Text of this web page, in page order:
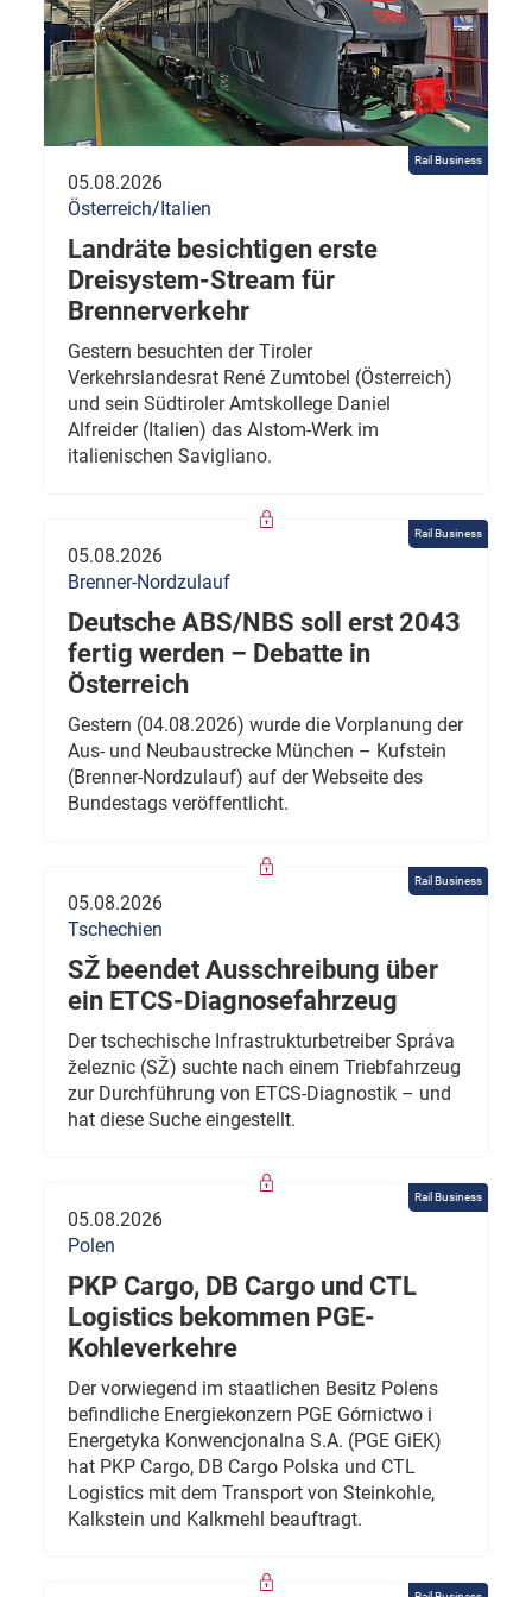
Rail Business
05.08.2026
Österreich/Italien
Landräte besichtigen erste
Dreisystem-Stream für
Brennerverkehr
Gestern besuchten der Tiroler
Verkehrslandesrat René Zumtobel (Österreich)
und sein Südtiroler Amtskollege Daniel
Alfreider (Italien) das Alstom-Werk im
italienischen Savigliano.
Rail Business
05.08.2026
Brenner-Nordzulauf
Deutsche ABS/NBS soll erst 2043
fertig werden – Debatte in
Österreich
Gestern (04.08.2026) wurde die Vorplanung der
Aus- und Neubaustrecke München – Kufstein
(Brenner-Nordzulauf) auf der Webseite des
Bundestags veröffentlicht.
Rail Business
05.08.2026
Tschechien
SŽ beendet Ausschreibung über
ein ETCS-Diagnosefahrzeug
Der tschechische Infrastrukturbetreiber Správa
železnic (SŽ) suchte nach einem Triebfahrzeug
zur Durchführung von ETCS-Diagnostik – und
hat diese Suche eingestellt.
Rail Business
05.08.2026
Polen
PKP Cargo, DB Cargo und CTL
Logistics bekommen PGE-
Kohleverkehre
Der vorwiegend im staatlichen Besitz Polens
befindliche Energiekonzern PGE Górnictwo i
Energetyka Konwencjonalna S.A. (PGE GiEK)
hat PKP Cargo, DB Cargo Polska und CTL
Logistics mit dem Transport von Steinkohle,
Kalkstein und Kalkmehl beauftragt.